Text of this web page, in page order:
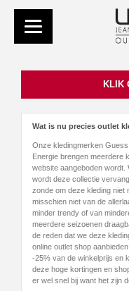
KLIK
Wat is nu precies outlet
Onze kledingmerken
Energie brengen meerdere
website aangeboden wordt.
wordt deze collectie
zonde om deze kleding niet
misschien niet van de
minder trendy of van
meerdere seizoenen
de reden dat we deze
online outlet shop
-25% van de winkelprijs en
deze hoge kortingen en
er wel snel bij want het zijn